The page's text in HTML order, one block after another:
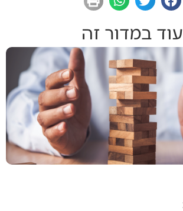
עוד במדור זה